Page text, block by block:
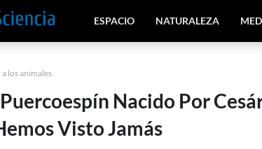
ESPACIO NATURALEZA
los animales
Nacido Por
Visto Jamás